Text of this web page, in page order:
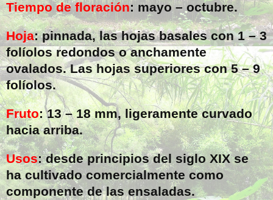
Tiempo de floración: mayo – octubre.
Hoja: pinnada, las hojas basales con 1 – 3
folíolos redondos o anchamente
ovalados. Las hojas superiores con 5 – 9
folíolos.
Fruto: 13 –18 mm, ligeramente curvado
hacia arriba.
Usos: desde principios del siglo XIX se
ha cultivado comercialmente como
componente de las ensaladas.